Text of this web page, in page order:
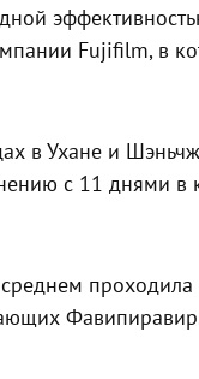
Fujifilm, в
в Ухане и
с 11 днями в